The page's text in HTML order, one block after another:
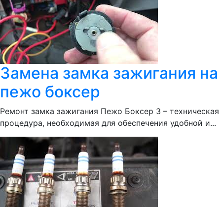
Замена замка зажигания на
пежо боксер
Ремонт замка зажигания Пежо Боксер 3 – техническая
процедура, необходимая для обеспечения удобной и...